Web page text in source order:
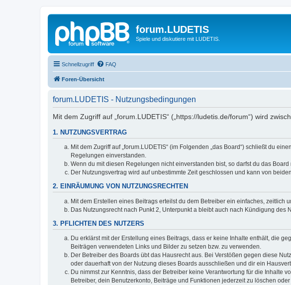
forum.LUDETIS
Spiele und diskutiere mit LUDETIS.
Schnellzugriff FAQ
Foren-Übersicht
forum.LUDETIS - Nutzungsbedingungen
Mit dem Zugriff auf „forum.LUDETIS“ („https://ludetis.de/forum“) wird
1. NUTZUNGSVERTRAG
Mit dem Zugriff auf „forum.LUDETIS“ (im Folgenden „das Board“) schließt du
Regelungen einverstanden.
Wenn du mit diesen Regelungen nicht einverstanden bist, so darfst du das
Der Nutzungsvertrag wird auf unbestimmte Zeit geschlossen und kann von
2. EINRÄUMUNG VON NUTZUNGSRECHTEN
Mit dem Erstellen eines Beitrags erteilst du dem Betreiber ein einfaches,
Das Nutzungsrecht nach Punkt 2, Unterpunkt a bleibt auch nach Kündigung des
3. PFLICHTEN DES NUTZERS
Du erklärst mit der Erstellung eines Beitrags, dass er keine Inhalte enthält, die
Beiträgen verwendeten Links und Bilder zu setzen bzw. zu verwenden.
Der Betreiber des Boards übt das Hausrecht aus. Bei Verstößen gegen diese
oder dauerhaft von der Nutzung dieses Boards ausschließen und dir ein
Du nimmst zur Kenntnis, dass der Betreiber keine Verantwortung für die Inhalte
Betreiber, dein Benutzerkonto, Beiträge und Funktionen jederzeit zu löschen